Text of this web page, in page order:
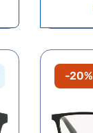
-20%